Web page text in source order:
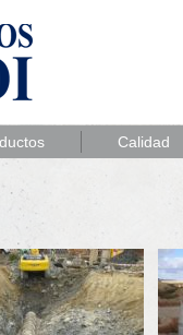
Calidad